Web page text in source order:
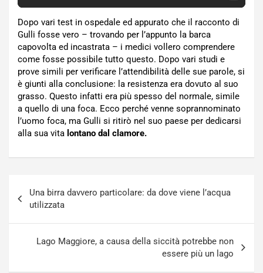
Dopo vari test in ospedale ed appurato che il racconto di
Gulli fosse vero – trovando per l’appunto la barca
capovolta ed incastrata – i medici vollero comprendere
come fosse possibile tutto questo. Dopo vari studi e
prove simili per verificare l’attendibilità delle sue parole, si
è giunti alla conclusione: la resistenza era dovuto al suo
grasso. Questo infatti era più spesso del normale, simile
a quello di una foca. Ecco perché venne soprannominato
l’uomo foca, ma Gulli si ritirò nel suo paese per dedicarsi
alla sua vita lontano dal clamore.
articoli
Una birra davvero particolare: da dove viene l’acqua
utilizzata
Lago Maggiore, a causa della siccità potrebbe non
essere più un lago